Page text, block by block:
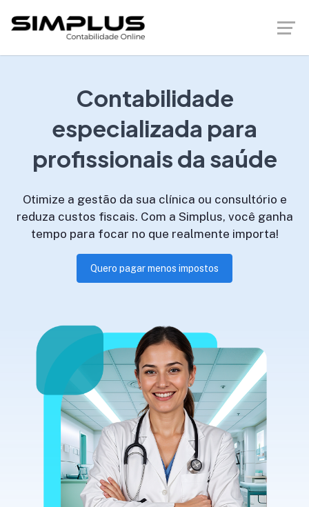
Contabilidade
especializada para
profissionais da saúde
Otimize a gestão da sua clínica ou consultório e
reduza custos fiscais. Com a Simplus, você ganha
tempo para focar no que realmente importa!
Quero pagar menos impostos